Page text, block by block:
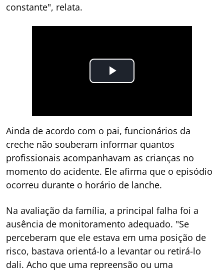
constante", relata.
Ainda de acordo com o pai, funcionários da
creche não souberam informar quantos
profissionais acompanhavam as crianças no
momento do acidente. Ele afirma que o episódio
ocorreu durante o horário de lanche.
Na avaliação da família, a principal falha foi a
ausência de monitoramento adequado. "Se
perceberam que ele estava em uma posição de
risco, bastava orientá-lo a levantar ou retirá-lo
dali. Acho que uma repreensão ou uma